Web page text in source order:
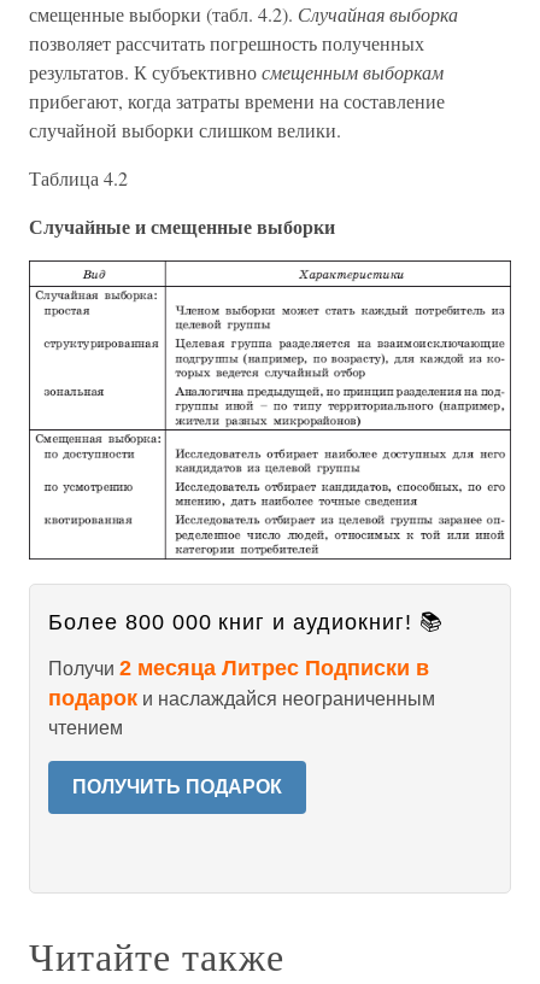
смещенные выборки (табл. 4.2). Случайная выборка
позволяет рассчитать погрешность полученных
результатов. К субъективносмещенным выборкам
прибегают, когда затраты времени на составление
случайной выборки слишком велики.
Таблица 4.2
Случайные и смещенные выборки
Более 800 000 книг и аудиокниг! 📚
Получи 2 месяца Литрес Подписки в
подарок и наслаждайся неограниченным
чтением
ПОЛУЧИТЬ ПОДАРОК
Читайте также